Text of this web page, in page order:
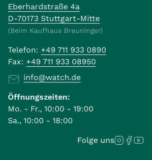
Eberhardstraße 4a
D-70173 Stuttgart-Mitte
(Beim Kaufhaus Breuninger)
Telefon: +49 711 933 0890
Fax: +49 711 933 08950
info@watch.de
Öffnungszeiten:
Mo. - Fr., 10:00 - 19:00
Sa., 10:00 - 18:00
Folge uns